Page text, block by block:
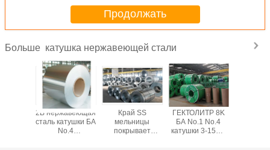
Продолжать
Больше катушка нержавеющей стали
2B нержавеющая
сталь катушки БА
No.4
Край SS
мельницы
покрывает
ГЕКТОЛИТР 8K
БА No.1 No.4
катушки 3-15MT